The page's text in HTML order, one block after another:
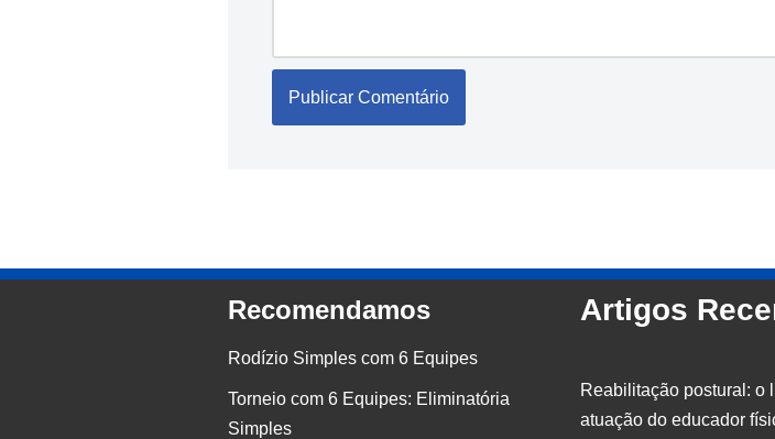
Recomendamos
Rodízio Simples com 6 Equipes
Torneio com 6 Equipes: Eliminatória
Simples
Artigos
Reabilitação postural: o
atuação do educador